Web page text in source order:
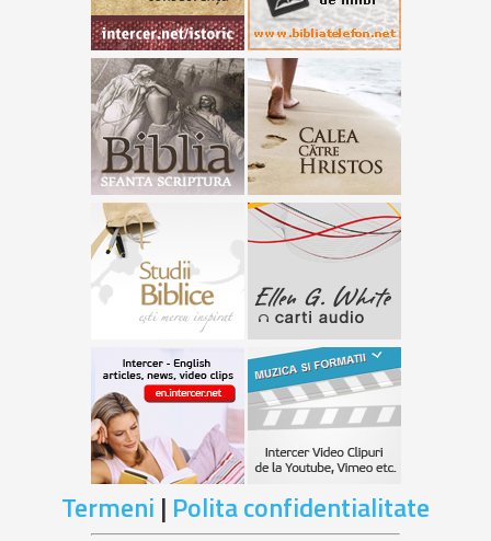
Termeni | Polita confidentialitate